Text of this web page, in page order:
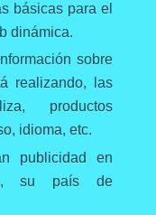
básicas para el
dinámica.
sobre
realizando, las
productos
idioma, etc.
publicidad en
su país de